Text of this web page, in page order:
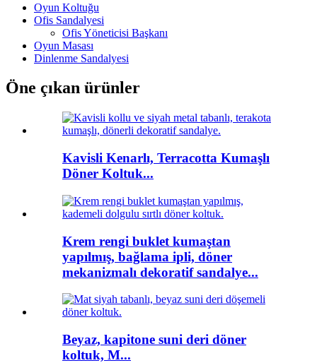
Oyun Koltuğu
Ofis Sandalyesi
Ofis Yöneticisi Başkanı
Oyun Masası
Dinlenme Sandalyesi
Öne çıkan ürünler
Kavisli Kenarlı, Terracotta Kumaşlı
Döner Koltuk...
Krem rengi buklet kumaştan
yapılmış, bağlama ipli, döner
mekanizmalı dekoratif sandalye...
Beyaz, kapitone suni deri döner
koltuk, M...